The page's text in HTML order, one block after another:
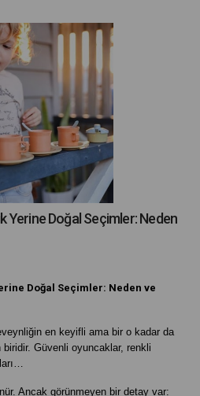
Yerine Doğal Seçimler: Neden
Doğal Seçimler: Neden ve
en keyifli ama bir o kadar da
biridir. Güvenli oyuncaklar, renkli
Ancak görünmeyen bir detay var: